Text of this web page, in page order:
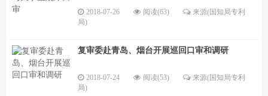
2018-07-26 阅读(63)
来源(国知局专利
局)
复审委赴青岛、烟台开展巡回口审和调研
2018-07-24 阅读(53)
来源(国知局专利
局)